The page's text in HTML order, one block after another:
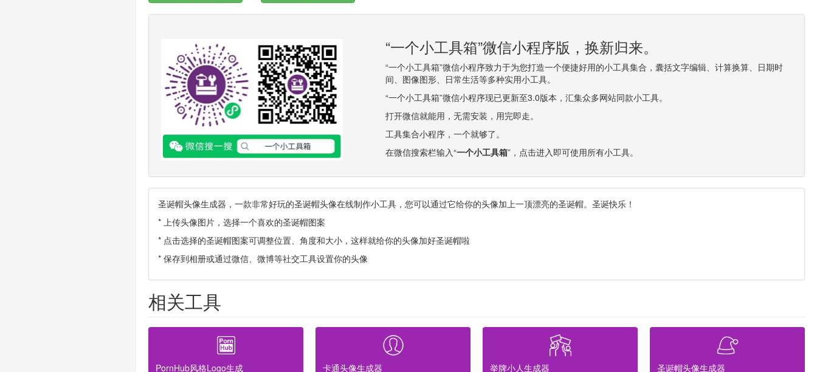
“一个小工具箱”微信小程序版，换新归来。
“一个小工具箱”微信小程序致力于为您打造一个便捷好用的小工具集合，囊括文字编辑、计算换算、日期时
间、图像图形、日常生活等多种实用小工具。
“一个小工具箱”微信小程序现已更新至3.0版本，汇集众多网站同款小工具。
打开微信就能用，无需安装，用完即走。
工具集合小程序，一个就够了。
在微信搜索栏输入“一个小工具箱”，点击进入即可使用所有小工具。
圣诞帽头像生成器，一款非常好玩的圣诞帽头像在线制作小工具，您可以通过它给你的头像加上一顶漂亮的圣诞帽。圣诞快乐！
* 上传头像图片，选择一个喜欢的圣诞帽图案
* 点击选择的圣诞帽图案可调整位置、角度和大小，这样就给你的头像加好圣诞帽啦
* 保存到相册或通过微信、微博等社交工具设置你的头像
相关工具
PornHub风格Logo生成 卡通头像生成器 举牌小人生成器 圣诞帽头像生成器